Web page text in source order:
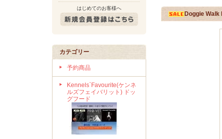
はじめてのお客様へ
カテゴリー
予約商品
Kennels`Favourite(ケンネ
ルズフェイバリット) ドッ
グフード
Doggie Walk